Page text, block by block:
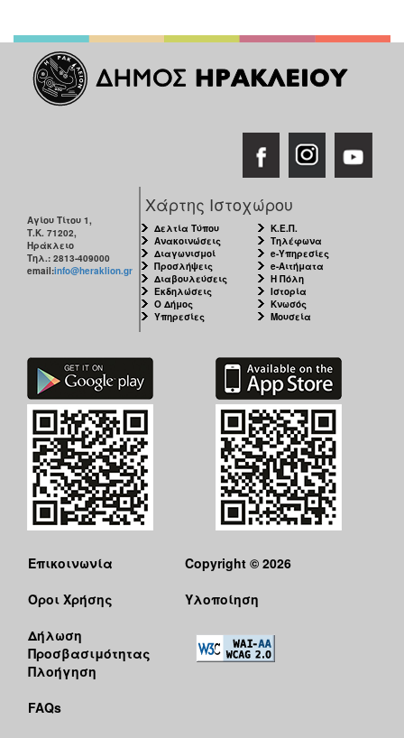
Αγίου Τίτου 1,
Τ.Κ. 71202,
Ηράκλειο
Τηλ.: 2813-409000
email:info@heraklion.gr
Χάρτης Ιστοχώρου
Δελτία Τύπου
Ανακοινώσεις
Διαγωνισμοί
Προσλήψεις
Διαβουλεύσεις
Εκδηλώσεις
Ο Δήμος
Υπηρεσίες
Κ.Ε.Π.
Τηλέφωνα
e-Υπηρεσίες
e-Αιτήματα
Η Πόλη
Ιστορία
Κνωσός
Μουσεία
Επικοινωνία
Όροι Χρήσης
Δήλωση
Προσβασιμότητας
Πλοήγηση
FAQs
Copyright © 2026
Υλοποίηση